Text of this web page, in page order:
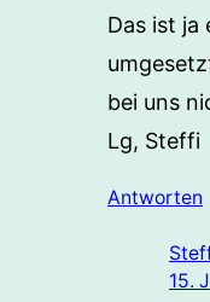
Das ist ja
bei uns
Lg, Steffi
Antworten
15.